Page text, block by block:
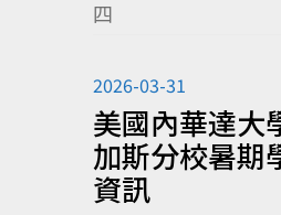
四
2026-03-31
美國內華達大
加斯分校暑期
資訊